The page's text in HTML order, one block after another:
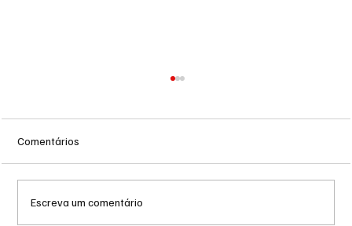
Comentários
Escreva um comentário